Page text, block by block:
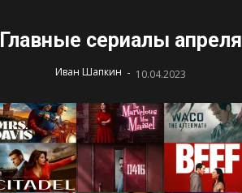
Главные сериалы апреля
Иван Шапкин - 10.04.2023